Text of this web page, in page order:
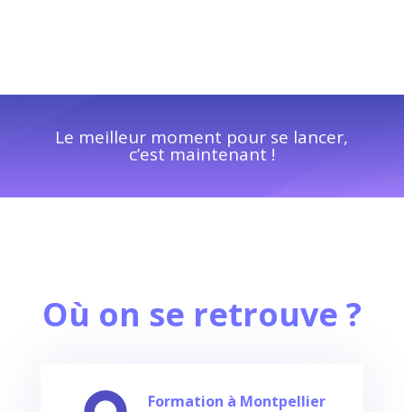
Le meilleur moment pour se lancer,
c’est maintenant !
Où on se retrouve ?
Formation à Montpellier